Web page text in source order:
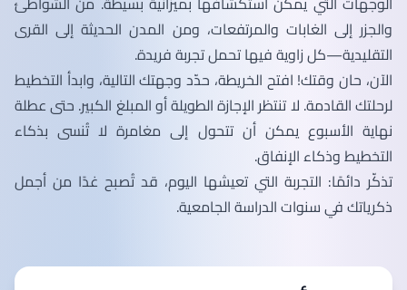
والجزر إلى الغابات والمرتفعات، ومن المدن الحديثة إلى القرى
التقليدية—كل زاوية فيها تحمل تجربة فريدة.
الآن، حان وقتك! افتح الخريطة، حدّد وجهتك التالية، وابدأ التخطيط
لرحلتك القادمة. لا تنتظر الإجازة الطويلة أو المبلغ الكبير. حتى عطلة
نهاية الأسبوع يمكن أن تتحول إلى مغامرة لا تُنسى بذكاء
التخطيط وذكاء الإنفاق.
تذكّر دائمًا: التجربة التي تعيشها اليوم، قد تُصبح غدًا من أجمل
ذكرياتك في سنوات الدراسة الجامعية.